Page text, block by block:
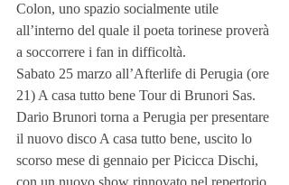
Colon, uno spazio socialmente utile
all’interno del quale il poeta torinese proverà
a soccorrere i fan in difficoltà.
Sabato 25 marzo all’Afterlife di Perugia (ore
21) A casa tutto bene Tour di Brunori Sas.
Dario Brunori torna a Perugia per presentare
il nuovo disco A casa tutto bene, uscito lo
scorso mese di gennaio per Picicca Dischi,
con un nuovo show rinnovato nel repertorio